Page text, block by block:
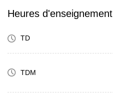
Heures d'enseignement
TD
TDM